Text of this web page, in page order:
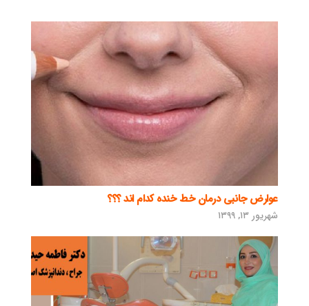
عوارض جانبی درمان خط خنده کدام اند ؟؟؟
شهریور ۱۳, ۱۳۹۹